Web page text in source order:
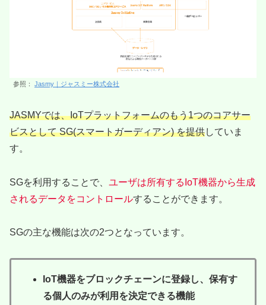
参照： Jasmy｜ジャスミー株式会社
JASMYでは、IoTプラットフォームのもう1つのコアサー
ビスとして SG(スマートガーディアン) を提供していま
す。
SGを利用することで、 ユーザは所有するIoT機器から生成
されるデータをコントロールすることができます。
SGの主な機能は次の2つとなっています。
IoT機器をブロックチェーンに登録し、保有す
る個人のみが利用を決定できる機能